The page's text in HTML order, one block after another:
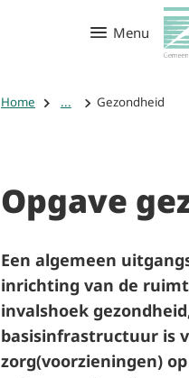
Menu
Home ... Gezondheid
Opgave
Een algemeen
inrichting van de
invalshoek
basisinfrastructuur is
zorg(voorzieningen)